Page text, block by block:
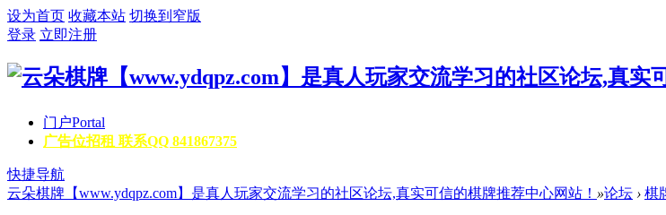
设为首页 收藏本站 切换到窄版
登录 立即注册
门户Portal
广告位招租 联系QQ 841867375
快捷导航
云朵棋牌【www.ydqpz.com】是真人玩家交流学习的社区论坛,真实可信的棋牌推荐中心网站！ »论坛 › 棋